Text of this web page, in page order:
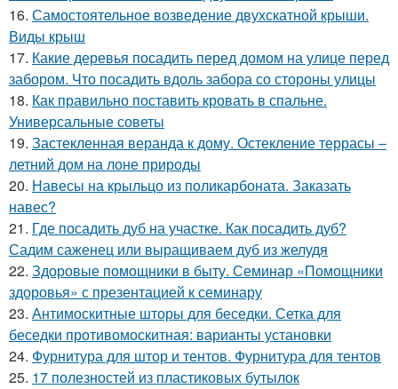
16. Самостоятельное возведение двухскатной крыши.
Виды крыш
17. Какие деревья посадить перед домом на улице перед
забором. Что посадить вдоль забора со стороны улицы
18. Как правильно поставить кровать в спальне.
Универсальные советы
19. Застекленная веранда к дому. Остекление террасы –
летний дом на лоне природы
20. Навесы на крыльцо из поликарбоната. Заказать
навес?
21. Где посадить дуб на участке. Как посадить дуб?
Садим саженец или выращиваем дуб из желудя
22. Здоровые помощники в быту. Семинар «Помощники
здоровья» с презентацией к семинару
23. Антимоскитные шторы для беседки. Сетка для
беседки противомоскитная: варианты установки
24. Фурнитура для штор и тентов. Фурнитура для тентов
25. 17 полезностей из пластиковых бутылок